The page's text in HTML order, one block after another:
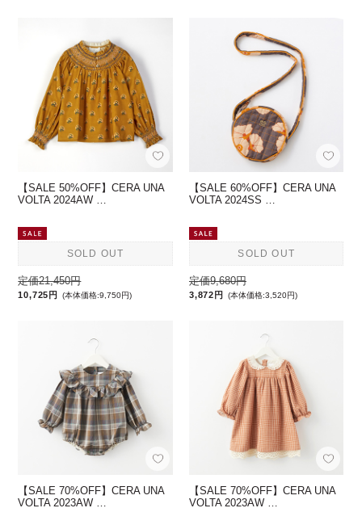
【SALE 50%OFF】CERA UNA
VOLTA 2024AW …
SOLD OUT
定価21,450円
10,725円 (本体価格:9,750円)
【SALE 60%OFF】CERA UNA
VOLTA 2024SS …
SOLD OUT
定価9,680円
3,872円 (本体価格:3,520円)
【SALE 70%OFF】CERA UNA
VOLTA 2023AW …
【SALE 70%OFF】CERA UNA
VOLTA 2023AW …